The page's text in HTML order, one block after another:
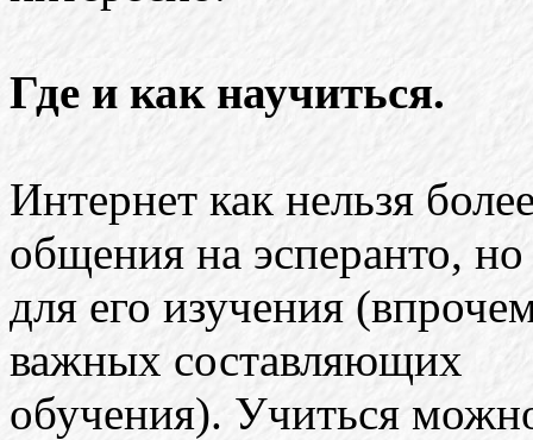
Где и как научиться.
Интернет как нельзя
общения на эсперанто,
для его изучения
важных составляющих
обучения). Учиться